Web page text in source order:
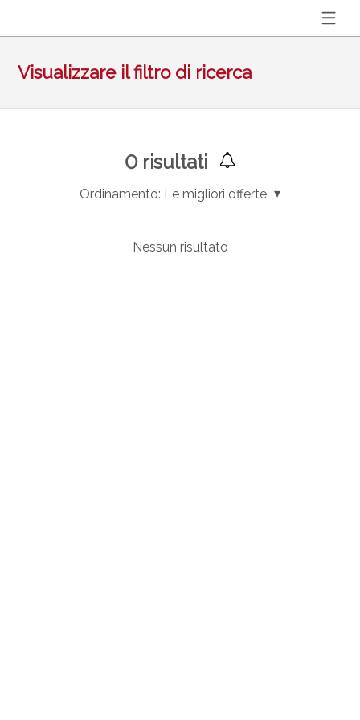
Visualizzare il filtro di ricerca
0risultati
Ordinamento: Le migliori offerte
Nessun risultato